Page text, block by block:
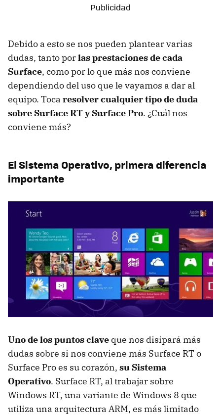
Debido a esto se nos pueden plantear varias
dudas, tanto porlas prestaciones de cada
Surface, como por lo que más nos conviene
dependiendo del uso que le vayamos a dar al
equipo. Toca resolver cualquier tipo de duda
sobre Surface RT y Surface Pro. ¿Cuál nos
conviene más?
El Sistema Operativo, primera diferencia
importante
Uno de los puntos clave que nos disipará más
dudas sobre si nos conviene más Surface RT o
Surface Pro es su corazón, su Sistema
Operativo. Surface RT, al trabajar sobre
Windows RT, una variante de Windows 8 que
utiliza una arquitectura ARM, es más limitado